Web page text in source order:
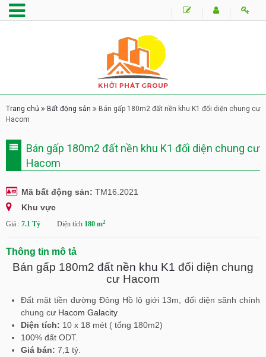
Trang chủ Bất động sản
Bán gấp 180m2 đất nền khu K1 đối diện chung cư
Hacom
Bán gấp 180m2 đất nền khu K1 đối diện chung cư
Hacom
Mã bất động sản: TM16.2021
Khu vực
Giá : 7.1 Tỷ Diện tích 180 m2
Thông tin mô tả
Bán gấp 180m2 đất nền khu K1 đối diện chung
cư Hacom
Đất mặt tiền đường Đông Hồ lộ giới 13m, đối diện sãnh chính
chung cư Hacom Galacity
Diện tích: 10 x 18 mét ( tổng 180m2)
100% đất ODT.
Giá bán: 7,1 tỷ.